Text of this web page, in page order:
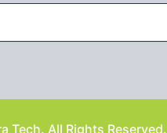
Tech. All Rights Reserved.